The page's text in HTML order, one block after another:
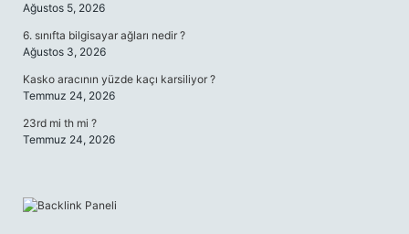
Ağustos 5, 2026
6. sınıfta bilgisayar ağları nedir ?
Ağustos 3, 2026
Kasko aracının yüzde kaçı karsiliyor ?
Temmuz 24, 2026
23rd mi th mi ?
Temmuz 24, 2026